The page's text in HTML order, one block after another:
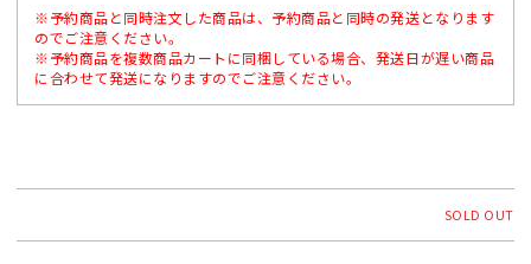
※予約商品と同時注文した商品は、予約商品と同時の発送となります
のでご注意ください。
※予約商品を複数商品カートに同梱している場合、発送日が遅い商品
に合わせて発送になりますのでご注意ください。
SOLD OUT